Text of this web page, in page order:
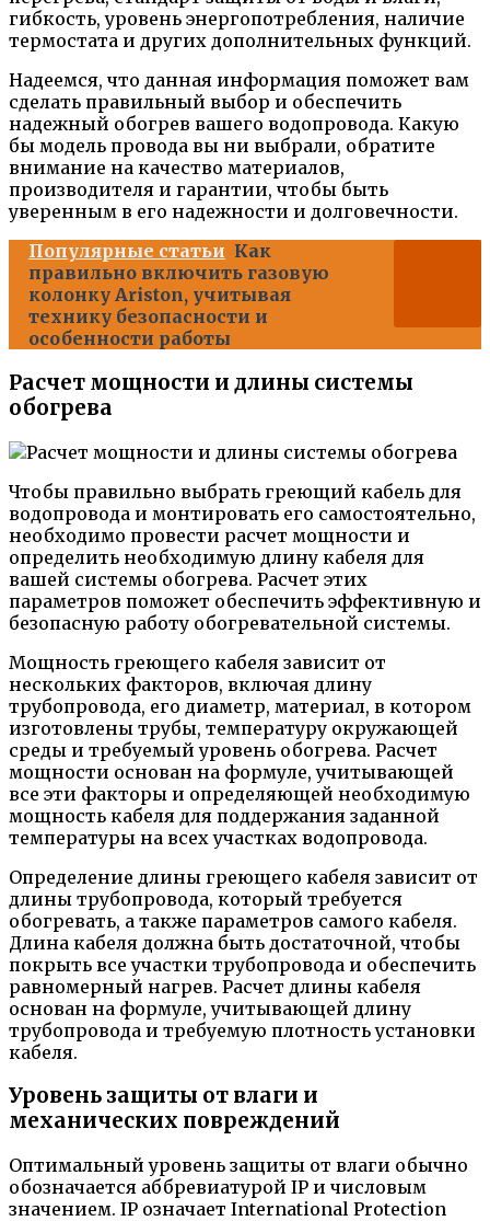
гибкость, уровень энергопотребления, наличие
термостата и других дополнительных функций.
Надеемся, что данная информация поможет вам
сделать правильный выбор и обеспечить
надежный обогрев вашего водопровода. Какую
бы модель провода вы ни выбрали, обратите
внимание на качество материалов,
производителя и гарантии, чтобы быть
уверенным в его надежности и долговечности.
Популярные статьи Как
правильно включить газовую
колонку Ariston, учитывая
технику безопасности и
особенности работы
Расчет мощности и длины системы
обогрева
Чтобы правильно выбрать греющий кабель для
водопровода и монтировать его самостоятельно,
необходимо провести расчет мощности и
определить необходимую длину кабеля для
вашей системы обогрева. Расчет этих
параметров поможет обеспечить эффективную и
безопасную работу обогревательной системы.
Мощность греющего кабеля зависит от
нескольких факторов, включая длину
трубопровода, его диаметр, материал, в котором
изготовлены трубы, температуру окружающей
среды и требуемый уровень обогрева. Расчет
мощности основан на формуле, учитывающей
все эти факторы и определяющей необходимую
мощность кабеля для поддержания заданной
температуры на всех участках водопровода.
Определение длины греющего кабеля зависит от
длины трубопровода, который требуется
обогревать, а также параметров самого кабеля.
Длина кабеля должна быть достаточной, чтобы
покрыть все участки трубопровода и обеспечить
равномерный нагрев. Расчет длины кабеля
основан на формуле, учитывающей длину
трубопровода и требуемую плотность установки
кабеля.
Уровень защиты от влаги и
механических повреждений
Оптимальный уровень защиты от влаги обычно
обозначается аббревиатурой IP и числовым
значением. IP означает International Protection